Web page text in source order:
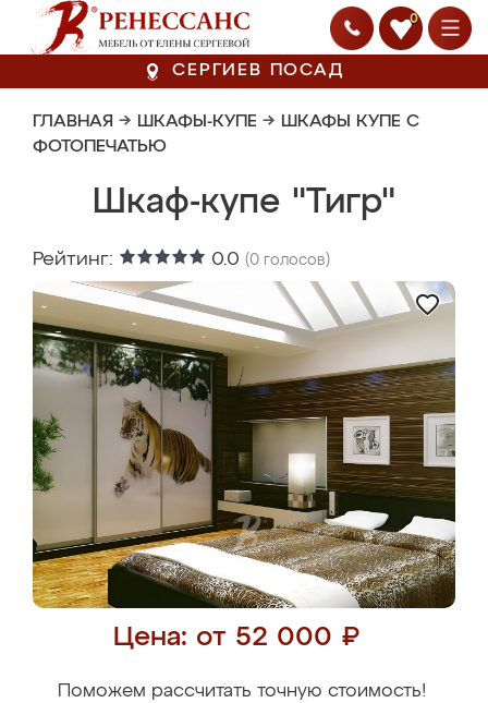
0
СЕРГИЕВ ПОСАД
ГЛАВНАЯ → ШКАФЫ-КУПЕ → ШКАФЫ КУПЕ С
ФОТОПЕЧАТЬЮ
Шкаф-купе "Тигр"
Рейтинг: 0.0 (0 голосов)
Цена: от 52 000 ₽
Поможем рассчитать точную стоимость!